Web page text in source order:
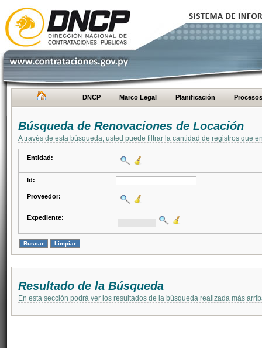
DNCP Marco Legal Planificación Procesos
Búsqueda de Renovaciones de Locación
A través de esta búsqueda, usted puede filtrar la cantidad de registros que
Entidad:
Id:
Proveedor:
Expediente:
Resultado de la Búsqueda
En esta sección podrá ver los resultados de la búsqueda realizada más